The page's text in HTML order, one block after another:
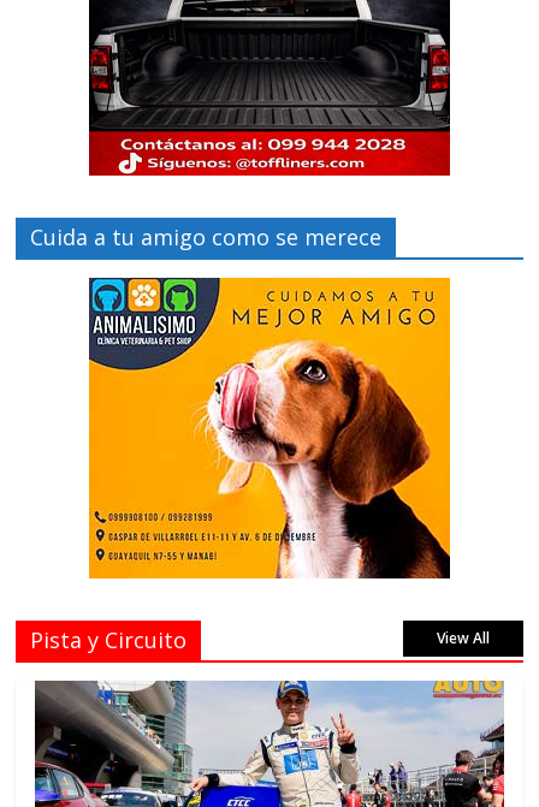
Cuida a tu amigo como se merece
Pista y Circuito View All